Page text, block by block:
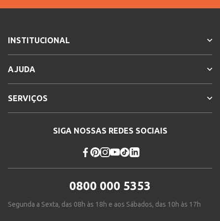
INSTITUCIONAL
AJUDA
SERVIÇOS
SIGA NOSSAS REDES SOCIAIS
0800 000 5353
Segunda a Sexta, das 08h às 18h e aos Sábados, das 10h às 17h